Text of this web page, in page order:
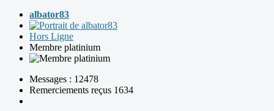
albator83
Hors Ligne
Membre platinium
Messages : 12478
Remerciements reçus 1634